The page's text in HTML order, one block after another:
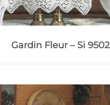
Gardin Fleur – Si 9502